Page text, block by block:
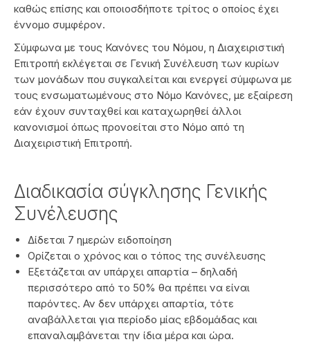
καθώς επίσης και οποιοσδήποτε τρίτος ο οποίος έχει
έννομο συμφέρον.
Σύμφωνα με τους Κανόνες του Νόμου, η Διαχειριστική
Επιτροπή εκλέγεται σε Γενική Συνέλευση των κυρίων
των μονάδων που συγκαλείται και ενεργεί σύμφωνα με
τους ενσωματωμένους στο Νόμο Κανόνες, με εξαίρεση
εάν έχουν συνταχθεί και καταχωρηθεί άλλοι
κανονισμοί όπως προνοείται στο Νόμο από τη
Διαχειριστική Επιτροπή.
Διαδικασία σύγκλησης Γενικής
Συνέλευσης
Δίδεται 7 ημερών ειδοποίηση
Ορίζεται ο χρόνος και ο τόπος της συνέλευσης
Εξετάζεται αν υπάρχει απαρτία – δηλαδή
περισσότερο από το 50% θα πρέπει να είναι
παρόντες. Αν δεν υπάρχει απαρτία, τότε
αναβάλλεται για περίοδο μίας εβδομάδας και
επαναλαμβάνεται την ίδια μέρα και ώρα.